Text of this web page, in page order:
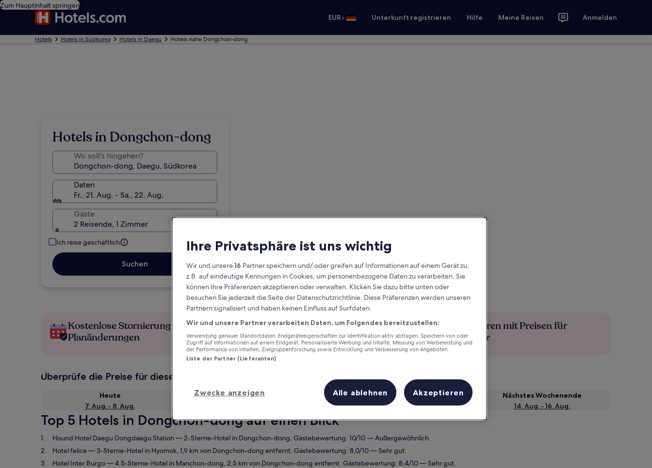
Zum Hauptinhalt springen
EUR• Unterkunft registrieren Hilfe Meine Reisen Anmelden
Hotels Hotels in Südkorea Hotels in Daegu Hotels nahe Dongchon-dong
Hotels in Dongchon-dong
Wo soll’s hingehen?
Daten
Fr., 21. Aug. - Sa., 22. Aug.
Gäste
2 Reisende, 1 Zimmer
Ich reise geschäftlich
Suchen
Kostenlose Stornierung bei
Planänderungen
Verdiene Prämien für jede
wahrgenommene Übernachtung
Mehr sparen mit Preisen für
Mitglieder
Überprüfe die Preise für diese Daten
Heute
7. Aug. - 8. Aug.
Morgen
Dieses Wochenende
7. Aug. - 9. Aug.
Nächstes Wochenende
14. Aug. - 16. Aug.
Top 5 Hotels in Dongchon-dong auf einen Blick
Hound Hotel Daegu Dongdaegu Station— 2-Sterne-Hotel in Dongchon-dong. Gästebewertung: 10/10 — Außergewöhnlich.
Hotel felice— 3-Sterne-Hotel in Hyomok, 1,9 km von Dongchon-dong entfernt. Gästebewertung: 8,0/10 — Sehr gut.
Hotel Inter Burgo— 4.5-Sterne-Hotel in Manchon-dong, 2,5 km von Dongchon-dong entfernt. Gästebewertung: 8,4/10 — Sehr gut.
Ihre Privatsphäre ist uns wichtig
Wir und unsere16 Partner speichern und/ oder greifen auf Informationen auf einem Gerät zu,
z.B. auf eindeutige Kennungen in Cookies, um personenbezogene Daten zu verarbeiten. Sie
können Ihre Präferenzen akzeptieren oder verwalten. Klicken Sie dazu bitte unten oder
besuchen Sie jederzeit die Seite der Datenschutzrichtlinie. Diese Präferenzen werden unseren
Partnern signalisiert und haben keinen Einfluss auf Surfdaten.
Wir und unsere Partner verarbeiten Daten, um Folgendes bereitzustellen:
Verwendung genauer Standortdaten. Endgeräteeigenschaften zur Identifikation aktiv abfragen. Speichern von oder
Zugriff auf Informationen auf einem Endgerät. Personalisierte Werbung und Inhalte, Messung von Werbeleistung und
der Performance von Inhalten, Zielgruppenforschung sowie Entwicklung und Verbesserung von Angeboten.
Liste der Partner (Lieferanten)
Zwecke anzeigen Alle ablehnen Akzeptieren